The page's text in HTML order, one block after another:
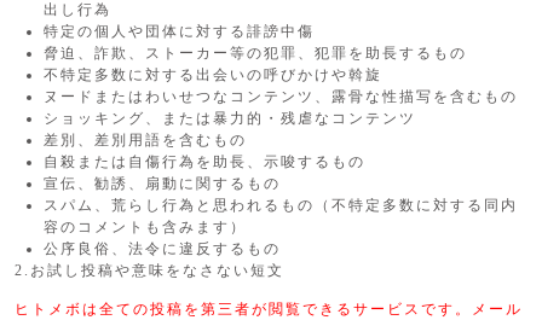
出し行為
特定の個人や団体に対する誹謗中傷
脅迫、詐欺、ストーカー等の犯罪、犯罪を助長するもの
不特定多数に対する出会いの呼びかけや斡旋
ヌードまたはわいせつなコンテンツ、露骨な性描写を含むもの
ショッキング、または暴力的・残虐なコンテンツ
差別、差別用語を含むもの
自殺または自傷行為を助長、示唆するもの
宣伝、勧誘、扇動に関するもの
スパム、荒らし行為と思われるもの（不特定多数に対する同内
容のコメントも含みます）
公序良俗、法令に違反するもの
2.お試し投稿や意味をなさない短文
ヒトメボは全ての投稿を第三者が閲覧できるサービスです。メール